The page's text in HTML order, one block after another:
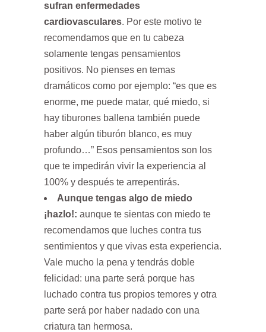
sufran enfermedades
cardiovasculares. Por este motivo te
recomendamos que en tu cabeza
solamente tengas pensamientos
positivos. No pienses en temas
dramáticos como por ejemplo: “es que es
enorme, me puede matar, qué miedo, si
hay tiburones ballena también puede
haber algún tiburón blanco, es muy
profundo…” Esos pensamientos son los
que te impedirán vivir la experiencia al
100% y después te arrepentirás.
Aunque tengas algo de miedo
¡hazlo!: aunque te sientas con miedo te
recomendamos que luches contra tus
sentimientos y que vivas esta experiencia.
Vale mucho la pena y tendrás doble
felicidad: una parte será porque has
luchado contra tus propios temores y otra
parte será por haber nadado con una
criatura tan hermosa.